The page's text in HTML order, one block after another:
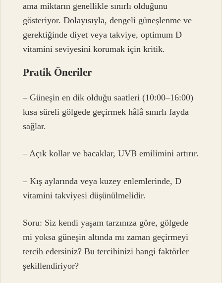
ama miktarın genellikle sınırlı olduğunu
gösteriyor. Dolayısıyla, dengeli güneşlenme ve
gerektiğinde diyet veya takviye, optimum D
vitamini seviyesini korumak için kritik.
Pratik Öneriler
– Güneşin en dik olduğu saatleri (10:00–16:00)
kısa süreli gölgede geçirmek hâlâ sınırlı fayda
sağlar.
– Açık kollar ve bacaklar, UVB emilimini artırır.
– Kış aylarında veya kuzey enlemlerinde, D
vitamini takviyesi düşünülmelidir.
Soru: Siz kendi yaşam tarzınıza göre, gölgede
mi yoksa güneşin altında mı zaman geçirmeyi
tercih edersiniz? Bu tercihinizi hangi faktörler
şekillendiriyor?